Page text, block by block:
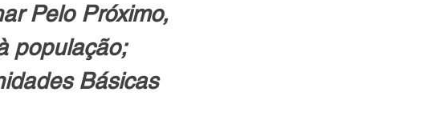
Pelo Próximo,
população;
Básicas